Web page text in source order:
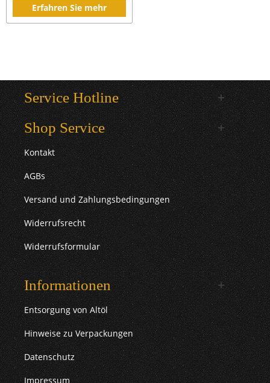
Erfahren Sie mehr
Service Hotline
Shop Service
Kontakt
AGBs
Versand und Zahlungsbedingungen
Widerrufsrecht
Widerrufsformular
Informationen
Entsorgung von Altöl
Hinweise zu Verpackungen
Datenschutz
Impressum